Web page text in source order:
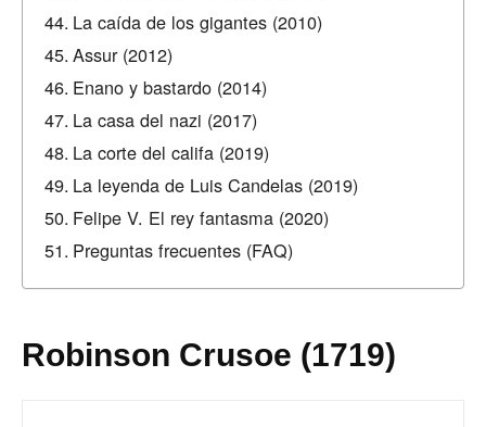
La caída de los gigantes (2010)
Assur (2012)
Enano y bastardo (2014)
La casa del nazi (2017)
La corte del califa (2019)
La leyenda de Luis Candelas (2019)
Felipe V. El rey fantasma (2020)
Preguntas frecuentes (FAQ)
Robinson Crusoe (1719)